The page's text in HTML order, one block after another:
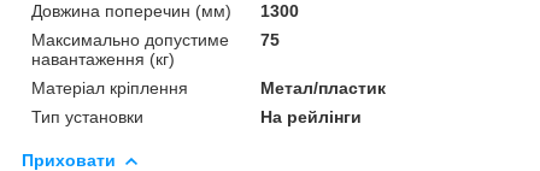
Довжина поперечин (мм)
1300
Максимально допустиме
навантаження (кг)
75
Матеріал кріплення
Метал/пластик
Тип установки
На рейлінги
Приховати